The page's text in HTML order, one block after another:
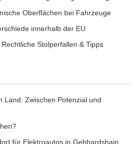
beim Bremstest auf
beim schwierigsten
zeigten sie besseres
Wasser mittlerweile
in einer Aquaplaning-
als früher.
Oberflächen bei Fahrzeuge
innerhalb der EU
Stolperfallen & Tipps
Land: Zwischen Potenzial und
für Elektroautos in Gebhardshain